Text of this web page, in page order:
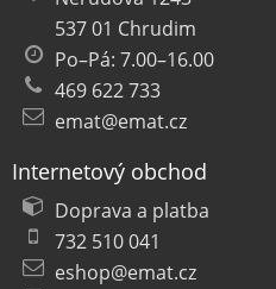
537 01 Chrudim
Po–Pá: 7.00–16.00
469 622 733
emat@emat.cz
Internetový obchod
Doprava a platba
732 510 041
eshop@emat.cz